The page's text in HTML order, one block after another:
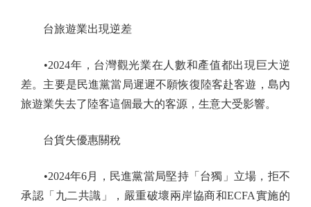
台旅遊業出現逆差
•2024年，台灣觀光業在人數和產值都出現巨大逆
差。主要是民進黨當局遲遲不願恢復陸客赴客遊，島內
旅遊業失去了陸客這個最大的客源，生意大受影響。
台貨失優惠關稅
•2024年6月，民進黨當局堅持「台獨」立場，拒不
承認「九二共識」，嚴重破壞兩岸協商和ECFA實施的